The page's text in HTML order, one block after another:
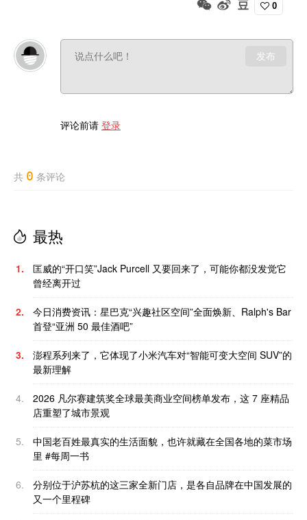
0
发布
评论前请 登录
共 0 条评论
最热
1.
匡威的“开口笑”Jack Purcell 又要回来了，可能你都没发觉它
曾经离开过
2.
今日消费资讯：星巴克“兴趣社区空间”全面焕新、Ralph's Bar
首登“亚洲 50 最佳酒吧”
3.
澎程系列来了，它体现了小米汽车对“智能可变大空间 SUV”的
最新理解
4.
2026 凡尔赛建筑奖全球最美商业空间榜单发布，这 7 座精品
店重塑了城市景观
5.
中国老百姓最真实的生活面貌，也许就藏在全国各地的菜市场
里 #每周一书
6.
分别位于沪苏杭的这三家全新门店，是各自品牌在中国发展的
又一个里程碑